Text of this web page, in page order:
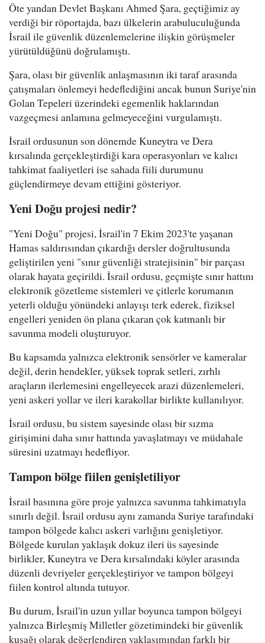
Öte yandan Devlet Başkanı Ahmed Şara, geçtiğimiz ay
verdiği bir röportajda, bazı ülkelerin arabuluculuğunda
İsrail ile güvenlik düzenlemelerine ilişkin görüşmeler
yürütüldüğünü doğrulamıştı.
Şara, olası bir güvenlik anlaşmasının iki taraf arasında
çatışmaları önlemeyi hedeflediğini ancak bunun Suriye'nin
Golan Tepeleri üzerindeki egemenlik haklarından
vazgeçmesi anlamına gelmeyeceğini vurgulamıştı.
İsrail ordusunun son dönemde Kuneytra ve Dera
kırsalında gerçekleştirdiği kara operasyonları ve kalıcı
tahkimat faaliyetleri ise sahada fiili durumunu
güçlendirmeye devam ettiğini gösteriyor.
Yeni Doğu projesi nedir?
"Yeni Doğu" projesi, İsrail'in 7 Ekim 2023'te yaşanan
Hamas saldırısından çıkardığı dersler doğrultusunda
geliştirilen yeni "sınır güvenliği stratejisinin" bir parçası
olarak hayata geçirildi. İsrail ordusu, geçmişte sınır hattını
elektronik gözetleme sistemleri ve çitlerle korumanın
yeterli olduğu yönündeki anlayışı terk ederek, fiziksel
engelleri yeniden ön plana çıkaran çok katmanlı bir
savunma modeli oluşturuyor.
Bu kapsamda yalnızca elektronik sensörler ve kameralar
değil, derin hendekler, yüksek toprak setleri, zırhlı
araçların ilerlemesini engelleyecek arazi düzenlemeleri,
yeni askeri yollar ve ileri karakollar birlikte kullanılıyor.
İsrail ordusu, bu sistem sayesinde olası bir sızma
girişimini daha sınır hattında yavaşlatmayı ve müdahale
süresini uzatmayı hedefliyor.
Tampon bölge fiilen genişletiliyor
İsrail basınına göre proje yalnızca savunma tahkimatıyla
sınırlı değil. İsrail ordusu aynı zamanda Suriye tarafındaki
tampon bölgede kalıcı askeri varlığını genişletiyor.
Bölgede kurulan yaklaşık dokuz ileri üs sayesinde
birlikler, Kuneytra ve Dera kırsalındaki köyler arasında
düzenli devriyeler gerçekleştiriyor ve tampon bölgeyi
fiilen kontrol altında tutuyor.
Bu durum, İsrail'in uzun yıllar boyunca tampon bölgeyi
yalnızca Birleşmiş Milletler gözetimindeki bir güvenlik
kuşağı olarak değerlendiren yaklaşımından farklı bir